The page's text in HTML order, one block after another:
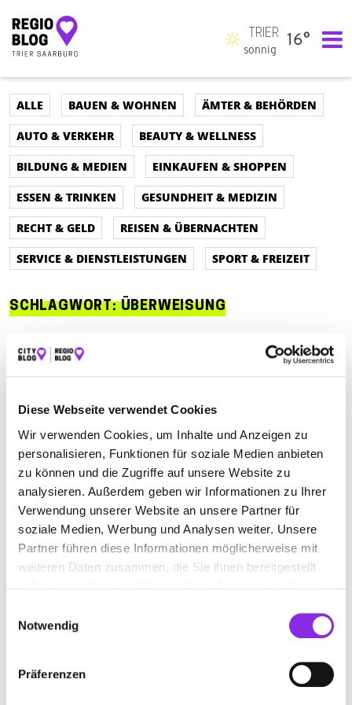
Diese Webseite verwendet Cookies
Wir verwenden Cookies, um Inhalte und Anzeigen zu
personalisieren, Funktionen für soziale Medien anbieten
zu können und die Zugriffe auf unsere Website zu
analysieren. Außerdem geben wir Informationen zu Ihrer
Verwendung unserer Website an unsere Partner für
soziale Medien, Werbung und Analysen weiter. Unsere
Partner führen diese Informationen möglicherweise mit
weiteren Daten zusammen, die Sie ihnen bereitgestellt
Notwendig
Präferenzen
Hauptnavigation
TRIER
sonnig
16°
ALLE BAUEN & WOHNEN
ÄMTER & BEHÖRDEN
AUTO & VERKEHR
BEAUTY & WELLNESS
BILDUNG & MEDIEN
EINKAUFEN & SHOPPEN
ESSEN & TRINKEN
GESUNDHEIT & MEDIZIN
RECHT & GELD
REISEN & ÜBERNACHTEN
SERVICE & DIENSTLEISTUNGEN
SPORT & FREIZEIT
SCHLAGWORT:ÜBERWEISUNG
ALLE AUTO & VERKEHR
ÄMTER & BEHÖRDEN
BAUEN & WOHNEN
BEAUTY & WELLNESS
BILDUNG & MEDIEN
EINKAUFEN & SHOPPEN
ESSEN & TRINKEN
RECHT & GELD
REISEN & ÜBERNACHTEN
SERVICE & DIENSTLEISTUNGEN
SPORT & FREIZEIT